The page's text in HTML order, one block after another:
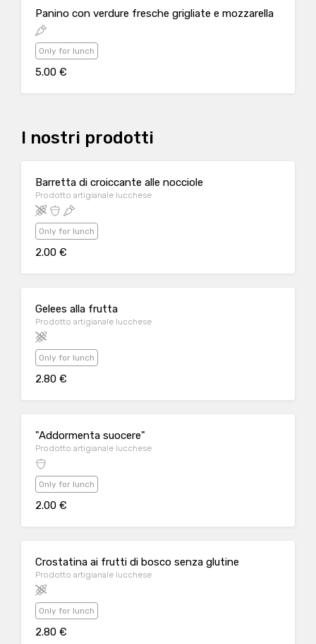
Panino con verdure fresche grigliate e mozzarella
Only for lunch
5.00 €
I nostri prodotti
Barretta di croiccante alle nocciole
Prodotto artigianale lucchese
Only for lunch
2.00 €
Gelees alla frutta
Prodotto artigianale lucchese
Only for lunch
2.80 €
"Addormenta suocere"
Prodotto artigianale lucchese
Only for lunch
2.00 €
Crostatina ai frutti di bosco senza glutine
Prodotto artigianale lucchese
Only for lunch
2.80 €